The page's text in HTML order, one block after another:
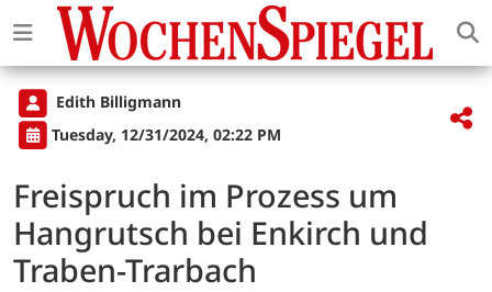
Edith Billigmann
Tuesday, 12/31/2024, 02:22 PM
Freispruch im Prozess um
Hangrutsch bei Enkirch und
Traben-Trarbach